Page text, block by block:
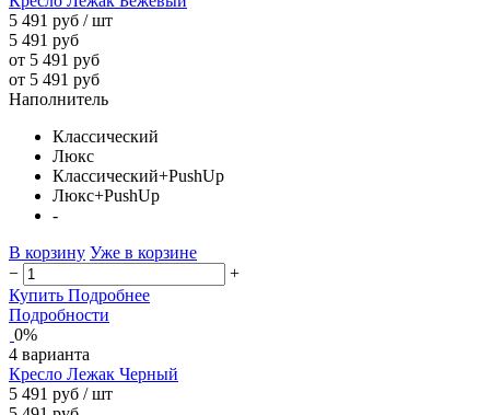
5 491 руб / шт
5 491 руб
от 5 491 руб
от 5 491 руб
Наполнитель
Классический
Люкс
Классический+PushUp
Люкс+PushUp
-
В корзину Уже в корзине
−
+
Купить Подробнее
Подробности
0%
4 варианта
Кресло Лежак Черный
5 491 руб / шт